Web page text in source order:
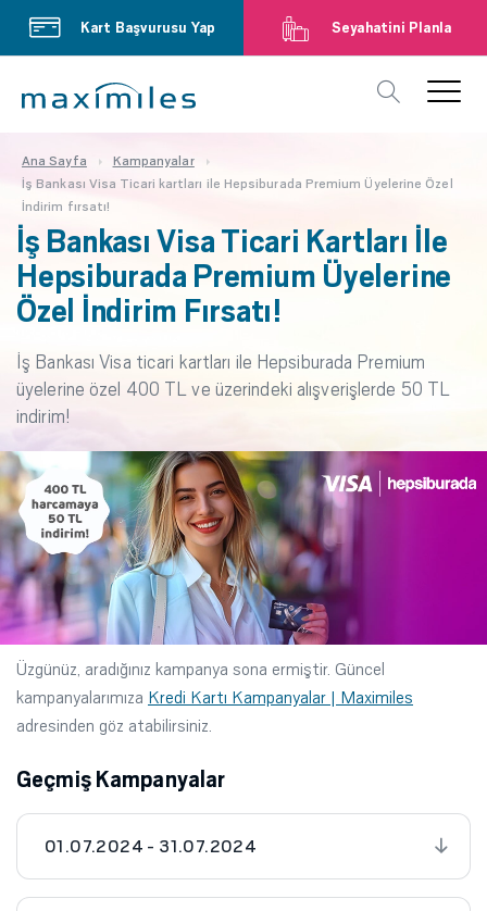
Kart Başvurusu Yap Seyahatini Planla
Ana Sayfa
Kampanyalar
İş Bankası Visa Ticari kartları ile Hepsiburada Premium Üyelerine Özel
İndirim fırsatı!
İş Bankası Visa Ticari Kartları İle
Hepsiburada Premium Üyelerine
Özel İndirim Fırsatı!
İş Bankası Visa ticari kartları ile Hepsiburada Premium
üyelerine özel 400 TL ve üzerindeki alışverişlerde 50 TL
indirim!
Üzgünüz, aradığınız kampanya sona ermiştir. Güncel
kampanyalarımıza Kredi Kartı Kampanyalar | Maximiles
adresinden göz atabilirsiniz.
Geçmiş Kampanyalar
01.07.2024 - 31.07.2024